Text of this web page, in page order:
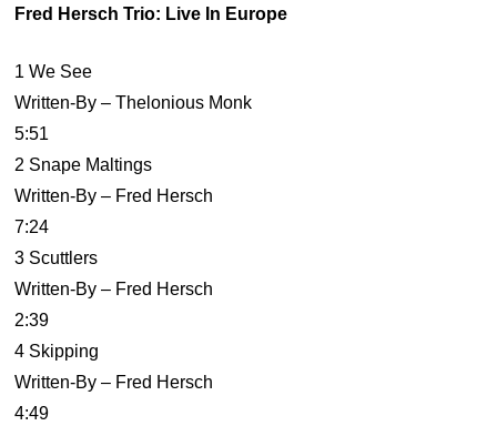
Fred Hersch Trio: Live In Europe
1 We See
Written-By – Thelonious Monk
5:51
2 Snape Maltings
Written-By – Fred Hersch
7:24
3 Scuttlers
Written-By – Fred Hersch
2:39
4 Skipping
Written-By – Fred Hersch
4:49